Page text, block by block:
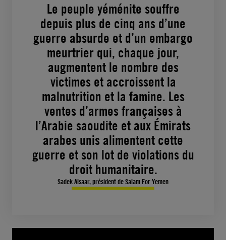
Le peuple yéménite souffre
depuis plus de cinq ans d’une
guerre absurde et d’un embargo
meurtrier qui, chaque jour,
augmentent le nombre des
victimes et accroissent la
malnutrition et la famine. Les
ventes d’armes françaises à
l’Arabie saoudite et aux Émirats
arabes unis alimentent cette
guerre et son lot de violations du
droit humanitaire.
Sadek Alsaar, président de Salam For Yemen